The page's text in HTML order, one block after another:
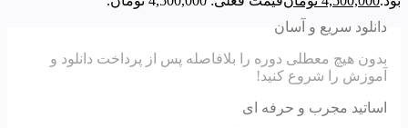
دانلود سریع و آسان
بدون هیچ معطلی دوره را بلافاصله پس از پرداخت دانلود و
آموزش را شروع کنید!
اساتید مجرب و حرفه ای